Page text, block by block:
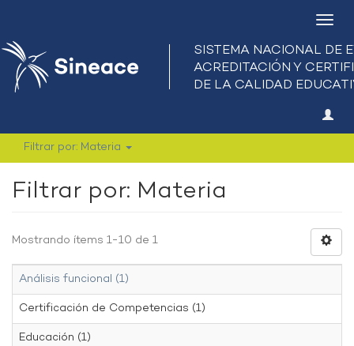
Filtrar por: Materia
Filtrar por: Materia
Mostrando ítems 1-10 de 1
Análisis funcional (1)
Certificación de Competencias (1)
Educación (1)